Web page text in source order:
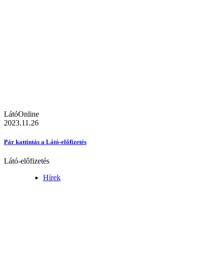
LátóOnline
2023.11.26
Pár kattintás a Látó-előfizetés
Látó-előfizetés
Hírek